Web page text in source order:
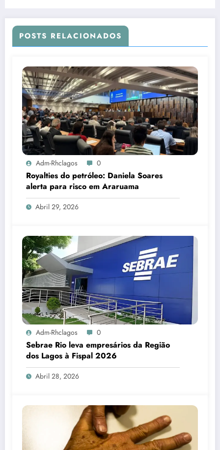
POSTS RELACIONADOS
Adm-Rhclagos 0
Royalties do petróleo: Daniela Soares
alerta para risco em Araruama
Abril 29, 2026
Adm-Rhclagos 0
Sebrae Rio leva empresários da Região
dos Lagos à Fispal 2026
Abril 28, 2026